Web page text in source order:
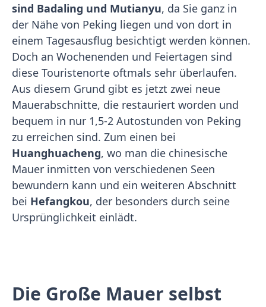
sind Badaling und Mutianyu, da Sie ganz in
der Nähe von Peking liegen und von dort in
einem Tagesausflug besichtigt werden können.
Doch an Wochenenden und Feiertagen sind
diese Touristenorte oftmals sehr überlaufen.
Aus diesem Grund gibt es jetzt zwei neue
Mauerabschnitte, die restauriert worden und
bequem in nur 1,5-2 Autostunden von Peking
zu erreichen sind. Zum einen bei
Huanghuacheng, wo man die chinesische
Mauer inmitten von verschiedenen Seen
bewundern kann und ein weiteren Abschnitt
bei Hefangkou, der besonders durch seine
Ursprünglichkeit einlädt.
Die Große Mauer selbst